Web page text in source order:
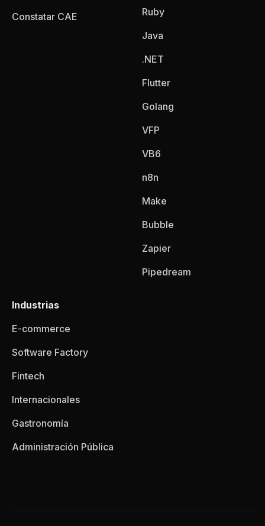
Constatar CAE
Ruby
Java
.NET
Flutter
Golang
VFP
VB6
n8n
Make
Bubble
Zapier
Pipedream
Industrias
E-commerce
Software Factory
Fintech
Internacionales
Gastronomía
Administración Pública